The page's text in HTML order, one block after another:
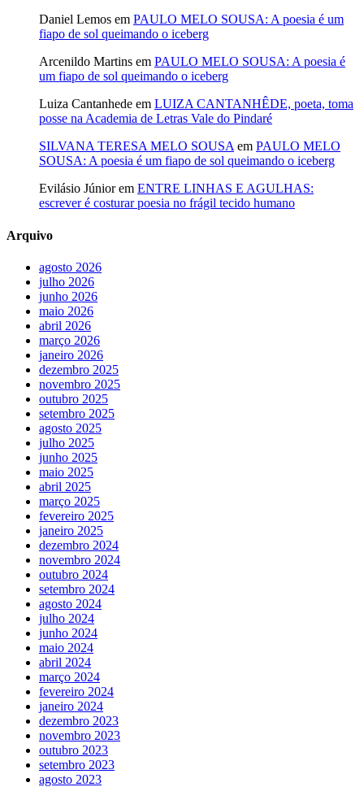
Daniel Lemos em PAULO MELO SOUSA: A poesia é um
fiapo de sol queimando o iceberg
Arcenildo Martins em PAULO MELO SOUSA: A poesia é
um fiapo de sol queimando o iceberg
Luiza Cantanhede em LUIZA CANTANHÊDE, poeta, toma
posse na Academia de Letras Vale do Pindaré
SILVANA TERESA MELO SOUSA em PAULO MELO
SOUSA: A poesia é um fiapo de sol queimando o iceberg
Evilásio Júniorem ENTRE LINHAS E AGULHAS:
escrever é costurar poesia no frágil tecido humano
Arquivo
agosto 2026
julho 2026
junho 2026
maio 2026
abril 2026
março 2026
janeiro 2026
dezembro 2025
novembro 2025
outubro 2025
setembro 2025
agosto 2025
julho 2025
junho 2025
maio 2025
abril 2025
março 2025
fevereiro 2025
janeiro 2025
dezembro 2024
novembro 2024
outubro 2024
setembro 2024
agosto 2024
julho 2024
junho 2024
maio 2024
abril 2024
março 2024
fevereiro 2024
janeiro 2024
dezembro 2023
novembro 2023
outubro 2023
setembro 2023
agosto 2023